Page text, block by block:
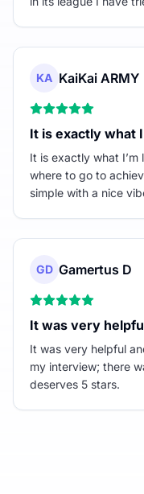
KA KaiKai ARMY
It is exactly what
It is exactly what
where to go to
simple with a nice
GD Gamertus D
It was very
It was very helpful
my interview; there
deserves 5 stars.